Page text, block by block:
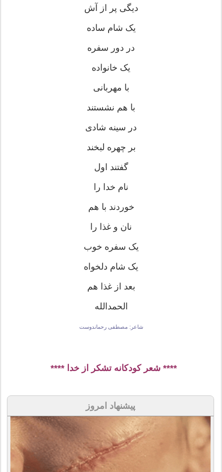
دیگی پر از آش
یک شام ساده
در دور سفره
یک خانواده
با مهربانی
با هم نشستند
در سینه شادی
بر چهره لبخند
گفتند اول
نام خدا را
خوردند با هم
نان و غذا را
یک سفره خوب
یک شام دلخواه
بعد از غذا هم
الحمدالله
شاعر: مصطفی رحماندوست
**** شعر کودکانه تشکر از خدا ****
پیشنهاد امروز